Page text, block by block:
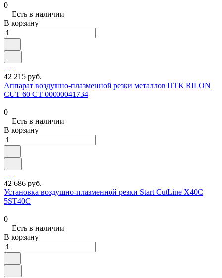
0
Есть в наличии
В корзину
42 215 руб.
Аппарат воздушно-плазменной резки металлов ПТК RILON
CUT 60 СT 00000041734
0
Есть в наличии
В корзину
42 686 руб.
Установка воздушно-плазменной резки Start CutLine X40C
5ST40С
0
Есть в наличии
В корзину